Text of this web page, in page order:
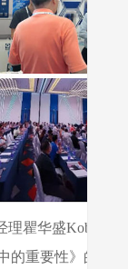
理瞿华盛Kobe发
的重要性》的技